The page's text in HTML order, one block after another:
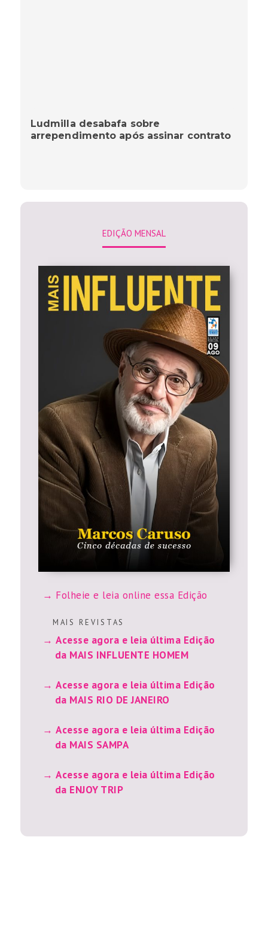
Ludmilla desabafa sobre
arrependimento após assinar contrato
EDIÇÃO MENSAL
Folheie e leia online essa Edição
M A I S R E V I S T A S
Acesse agora e leia última Edição
da MAIS INFLUENTE HOMEM
Acesse agora e leia última Edição
da MAIS RIO DE JANEIRO
Acesse agora e leia última Edição
da MAIS SAMPA
Acesse agora e leia última Edição
da ENJOY TRIP